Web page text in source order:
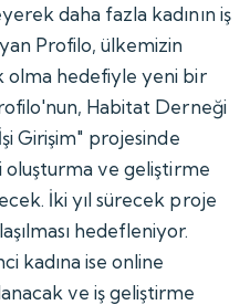
daha fazla kadının iş
Profilo, ülkemizin
olma hedefiyle yeni bir
Habitat Derneği
Girişim" projesinde
oluşturma ve geliştirme
İki yıl sürecek proje
hedefleniyor.
kadına ise online
ve iş geliştirme